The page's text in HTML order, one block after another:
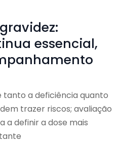
essencial,
tanto a deficiência quanto
trazer riscos; avaliação
a definir a dose mais